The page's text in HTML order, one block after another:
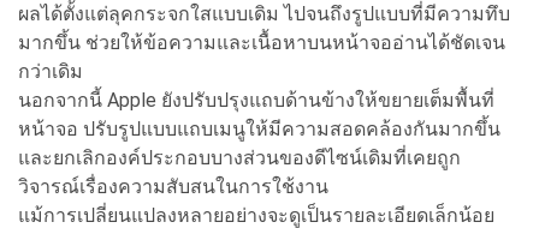
ผลได้ตั้งแต่ลุคกระจกใสแบบเดิม ไปจนถึงรูปแบบที่มีความทึบ
มากขึ้น ช่วยให้ข้อความและเนื้อหาบนหน้าจออ่านได้ชัดเจน
กว่าเดิม
นอกจากนี้ Apple ยังปรับปรุงแถบด้านข้างให้ขยายเต็มพื้นที่
หน้าจอ ปรับรูปแบบแถบเมนูให้มีความสอดคล้องกันมากขึ้น
และยกเลิกองค์ประกอบบางส่วนของดีไซน์เดิมที่เคยถูก
วิจารณ์เรื่องความสับสนในการใช้งาน
แม้การเปลี่ยนแปลงหลายอย่างจะดูเป็นรายละเอียดเล็กน้อย